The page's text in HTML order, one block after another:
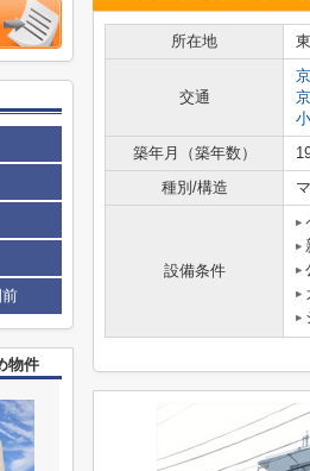
所在地
交通
築年月（築年数）
種別/構造
設備条件
物件